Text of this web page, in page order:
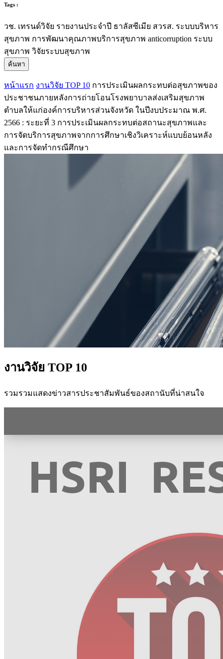
Tags :
วช. เทรนด์วิจัย รายงานประจำปี ธาลัสซีเมีย สวรส. ระบบบริหาร
สุขภาพ การพัฒนาคุณภาพบริการสุขภาพ anticorruption ระบบ
สุขภาพ วิจัยระบบสุขภาพ
ค้นหา
หน้าแรก งานวิจัย TOP 10 การประเมินผลกระทบต่อสุขภาพของ
ประชาชนภายหลังการถ่ายโอนโรงพยาบาลส่งเสริมสุขภาพ
ตำบลให้แก่องค์การบริหารส่วนจังหวัด ในปีงบประมาณ พ.ศ.
2566 : ระยะที่ 3 การประเมินผลกระทบต่อสถานะสุขภาพและ
การจัดบริการสุขภาพจากการศึกษาเชิงวิเคราะห์แบบย้อนหลัง
และการจัดทำกรณีศึกษา
งานวิจัย TOP 10
รวมรวมแสดงข่าวสารประชาสัมพันธ์ของสถานับที่น่าสนใจ